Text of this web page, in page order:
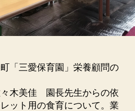
「三愛保育園」栄養顧問の
木美佳 園長先生からの依
ット用の食育について。業